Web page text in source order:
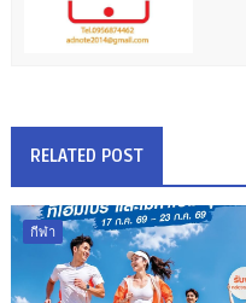
RELATED POST
กีฬา